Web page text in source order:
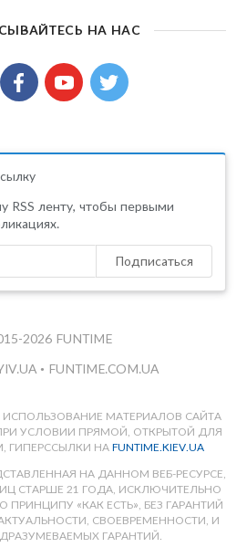
НА НАС
RSS ленту, чтобы первыми
Подписаться
2026 FUNTIME
• FUNTIME.COM.UA
МАТЕРИАЛОВ САЙТА
УСЛОВИИ ПРЯМОЙ, ОТКРЫТОЙ ДЛЯ
ГИПЕРССЫЛКИ НА FUNTIME.KIEV.UA
НА ДАННОМ ВЕБ-РЕСУРСЕ,
СТАРШЕ 21 ГОДА, ИСКЛЮЧИТЕЛЬНО
«КАК ЕСТЬ», БЕЗ ГАРАНТИЙ
СВОЕВРЕМЕННОСТИ, И
ГАРАНТИЙ.